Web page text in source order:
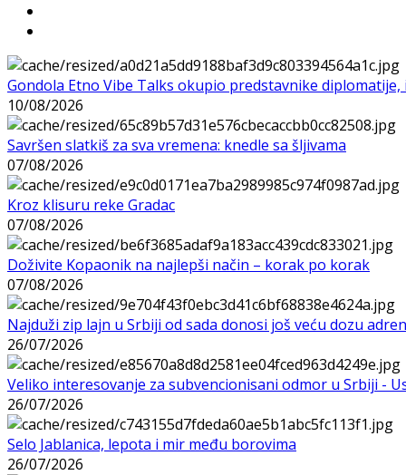
Gondola Etno Vibe Talks okupio predstavnike
10/08/2026
Savršen slatkiš za sva vremena: knedle sa šljivama
07/08/2026
Kroz klisuru reke Gradac
07/08/2026
Doživite Kopaonik na najlepši način – korak po korak
07/08/2026
Najduži zip lajn u Srbiji od sada donosi još veću dozu
26/07/2026
Veliko interesovanje za subvencionisani odmor u Srbiji -
26/07/2026
Selo Jablanica, lepota i mir među borovima
26/07/2026